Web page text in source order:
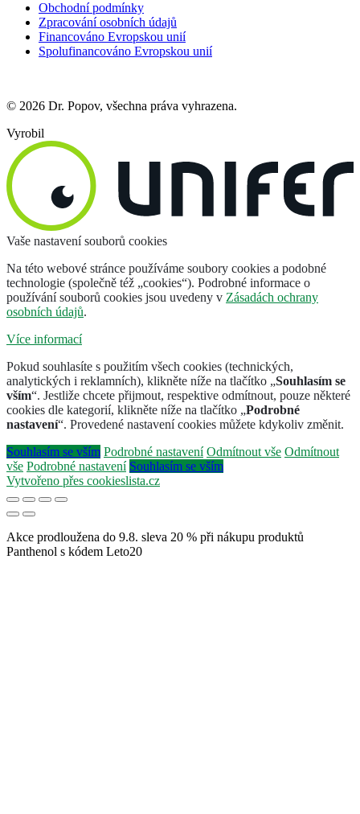
Obchodní podmínky
Zpracování osobních údajů
Financováno Evropskou unií
Spolufinancováno Evropskou unií
© 2026 Dr. Popov, všechna práva vyhrazena.
Vyrobil
Vaše nastavení souborů cookies
Na této webové stránce používáme soubory cookies a podobné
technologie (společně též „cookies“). Podrobné informace o
používání souborů cookies jsou uvedeny v Zásadách ochrany
osobních údajů.
Více informací
Pokud souhlasíte s použitím všech cookies (technických,
analytických i reklamních), klikněte níže na tlačítko „Souhlasím se
vším“. Jestliže chcete přijmout, respektive odmítnout, pouze některé
cookies dle kategorií, klikněte níže na tlačítko „Podrobné
nastavení“. Provedené nastavení cookies můžete kdykoliv změnit.
Souhlasím se vším Podrobné nastavení Odmítnout vše Odmítnout
vše Podrobné nastavení Souhlasím se vším
Vytvořeno přes cookieslista.cz
Akce prodloužena do 9.8. sleva 20 % při nákupu produktů
Panthenol s kódem Leto20